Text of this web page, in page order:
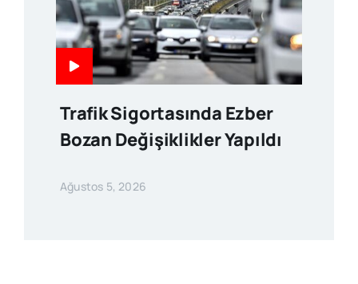
Trafik Sigortasında Ezber
Bozan Değişiklikler Yapıldı
Ağustos 5, 2026